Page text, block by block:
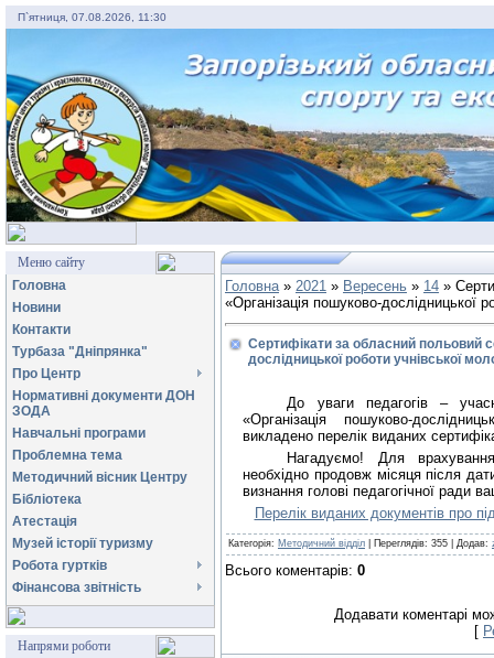
П`ятниця, 07.08.2026, 11:30
Меню сайту
Головна
Новини
Контакти
Турбаза "Дніпрянка"
Про Центр
Нормативні документи ДОН
ЗОДА
Навчальні програми
Проблемна тема
Методичний вісник Центру
Бібліотека
Атестація
Музей історії туризму
Робота гуртків
Фінансова звітність
Напрями роботи
Головна» 2021 » Вересень » 14 »
«Організація пошуково-дослідницької
Сертифікати за обласний польовий
дослідницької роботи учнівської
До уваги педагогів –
«Організація пошуково-
викладено перелік виданих
Нагадуємо! Для
необхідно продовж місяця після
визнання голові педагогічної ради
Перелік виданих документів про
Категорія: Методичний відділ Переглядів: 355 Додав:
Всього коментарів: 0
Додавати коментарі
[